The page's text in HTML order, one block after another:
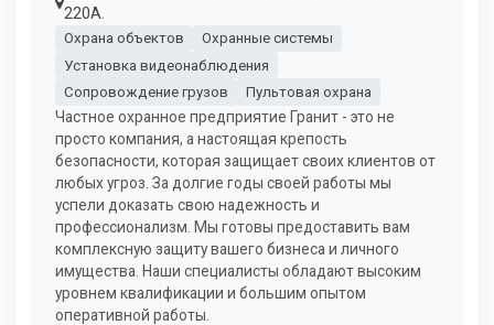
220А.
Охрана объектов
Охранные системы
Установка видеонаблюдения
Сопровождение грузов
Пультовая охрана
Частное охранное предприятие Гранит - это не
просто компания, а настоящая крепость
безопасности, которая защищает своих клиентов от
любых угроз. За долгие годы своей работы мы
успели доказать свою надежность и
профессионализм. Мы готовы предоставить вам
комплексную защиту вашего бизнеса и личного
имущества. Наши специалисты обладают высоким
уровнем квалификации и большим опытом
оперативной работы.